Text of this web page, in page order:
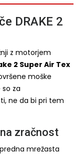
DRAKE 2
z motorjem
2 Super Air Tex
moške
za
ne da bi pri tem
zračnost
mrežasta